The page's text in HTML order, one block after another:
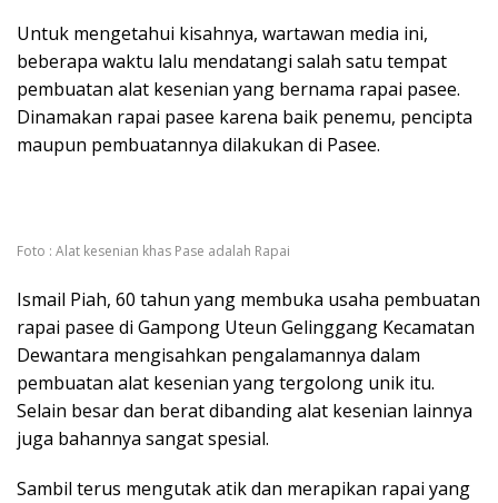
Untuk mengetahui kisahnya, wartawan media ini,
beberapa waktu lalu mendatangi salah satu tempat
pembuatan alat kesenian yang bernama rapai pasee.
Dinamakan rapai pasee karena baik penemu, pencipta
maupun pembuatannya dilakukan di Pasee.
Foto : Alat kesenian khas Pase adalah Rapai
Ismail Piah, 60 tahun yang membuka usaha pembuatan
rapai pasee di Gampong Uteun Gelinggang Kecamatan
Dewantara mengisahkan pengalamannya dalam
pembuatan alat kesenian yang tergolong unik itu.
Selain besar dan berat dibanding alat kesenian lainnya
juga bahannya sangat spesial.
Sambil terus mengutak atik dan merapikan rapai yang